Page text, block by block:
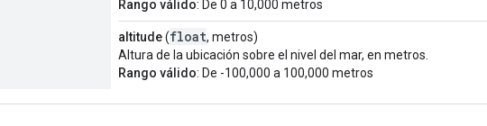
Rango válido: De 0 a 10,000 metros
altitude(float, metros)
Altura de la ubicación sobre el nivel del mar, en metros.
Rango válido: De -100,000 a 100,000 metros